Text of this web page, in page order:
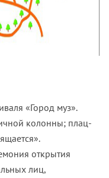
«Город муз».
колонны; плац-
открытия
лиц,